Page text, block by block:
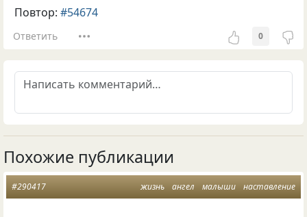
Повтор: #54674
Ответить 0
Похожие публикации
жизнь ангел малыши наставление
#290417